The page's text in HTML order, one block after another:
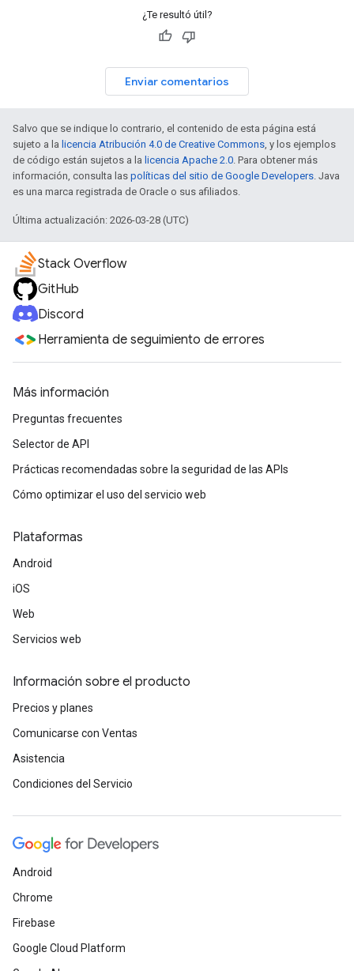
¿Te resultó útil?
Enviar comentarios
Salvo que se indique lo contrario, el contenido de esta página está
sujeto a la licencia Atribución 4.0 de Creative Commons, y los ejemplos
de código están sujetos a la licencia Apache 2.0. Para obtener más
información, consulta las políticas del sitio de Google Developers. Java
es una marca registrada de Oracle o sus afiliados.
Última actualización: 2026-03-28 (UTC)
Stack Overflow
GitHub
Discord
Herramienta de seguimiento de errores
Más información
Preguntas frecuentes
Selector de API
Prácticas recomendadas sobre la seguridad de las APIs
Cómo optimizar el uso del servicio web
Plataformas
Android
iOS
Web
Servicios web
Información sobre el producto
Precios y planes
Comunicarse con Ventas
Asistencia
Condiciones del Servicio
Android
Chrome
Firebase
Google Cloud Platform